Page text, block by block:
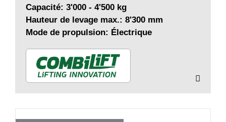
Capacité: 3'000 - 4'500 kg
Hauteur de levage max.: 8'300 mm
Mode de propulsion: Électrique